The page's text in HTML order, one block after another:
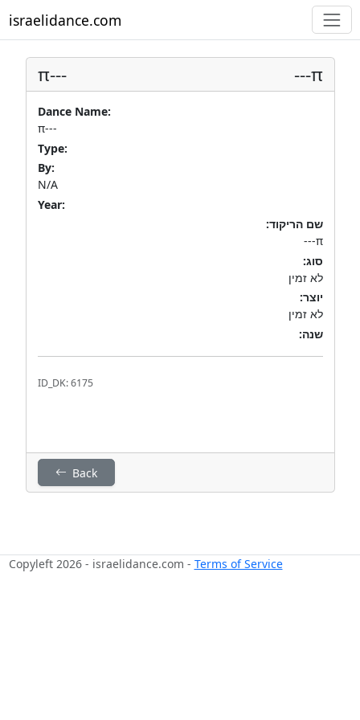
israelidance.com
π--- π---
Dance Name:
π---
Type:
By:
N/A
Year:
שם הריקוד:
π---
סוג:
לא זמין
יוצר:
לא זמין
שנה:
ID_DK: 6175
Back
Copyleft 2026 - israelidance.com - Terms of Service